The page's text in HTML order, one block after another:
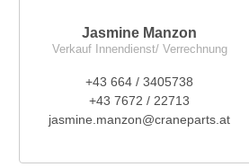
Jasmine Manzon
Verkauf Innendienst/ Verrechnung
+43 664 / 3405738
+43 7672 / 22713
jasmine.manzon@craneparts.at